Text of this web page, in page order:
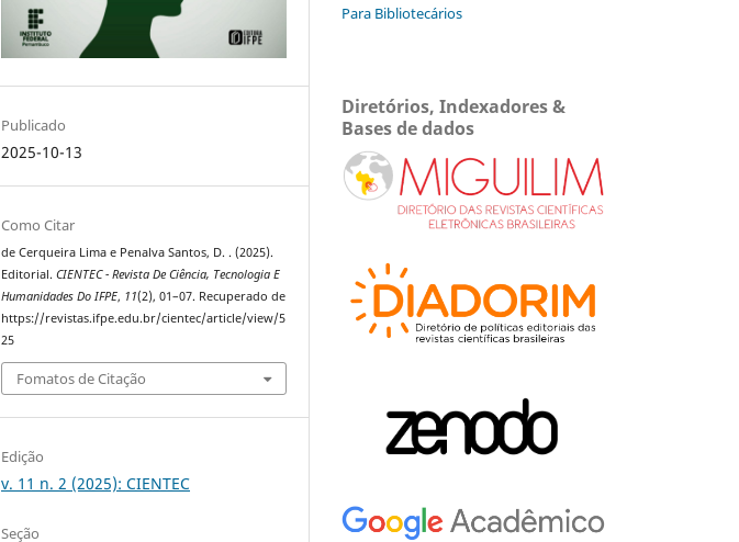
Publicado
2025-10-13
Como Citar
de Cerqueira Lima e Penalva Santos, D. . (2025).
Editorial.CIENTEC - Revista De Ciência, Tecnologia E
Humanidades Do IFPE, 11(2), 01–07. Recuperado de
https://revistas.ifpe.edu.br/cientec/article/view/5
25
Fomatos de Citação
Edição
v. 11 n. 2 (2025): CIENTEC
Seção
Para Bibliotecários
Diretórios, Indexadores &
Bases de dados